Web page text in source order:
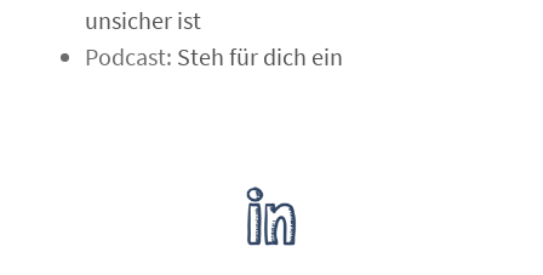
unsicher ist
Podcast: Steh für dich ein